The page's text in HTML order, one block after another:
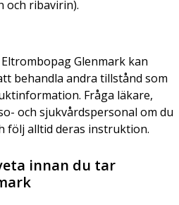
och ribavirin).
Glenmark kan
behandla andra tillstånd som
Fråga läkare,
och sjukvårdspersonal om du
följ alltid deras instruktion.
innan du tar